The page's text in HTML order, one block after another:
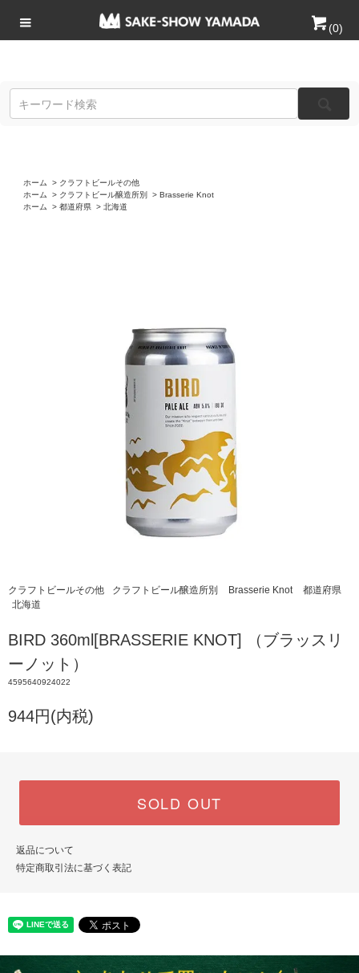
(0)
ホーム > クラフトビールその他
ホーム
> クラフトビール醸造所別 > Brasserie Knot
ホーム
> 都道府県 > 北海道
クラフトビールその他 クラフトビール醸造所別 Brasserie Knot
都道府県
北海道
BIRD 360ml[BRASSERIE KNOT] （ブラッスリ
ーノット）
4595640924022
944円(内税)
SOLD OUT
返品について
特定商取引法に基づく表記